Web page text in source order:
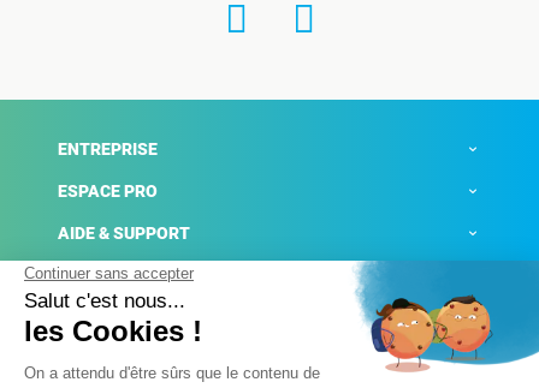
ENTREPRISE
ESPACE PRO
AIDE & SUPPORT
ACTUALITÉS